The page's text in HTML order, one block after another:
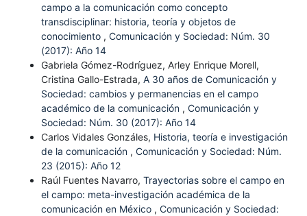
campo a la comunicación como concepto
transdisciplinar: historia, teoría y objetos de
conocimiento , Comunicación y Sociedad: Núm. 30
(2017): Año 14
Gabriela Gómez-Rodríguez, Arley Enrique Morell,
Cristina Gallo-Estrada, A 30 años de Comunicación y
Sociedad: cambios y permanencias en el campo
académico de la comunicación , Comunicación y
Sociedad: Núm. 30 (2017): Año 14
Carlos Vidales Gonzáles, Historia, teoría e investigación
de la comunicación , Comunicación y Sociedad: Núm.
23 (2015): Año 12
Raúl Fuentes Navarro, Trayectorias sobre el campo en
el campo: meta-investigación académica de la
comunicación en México , Comunicación y Sociedad: